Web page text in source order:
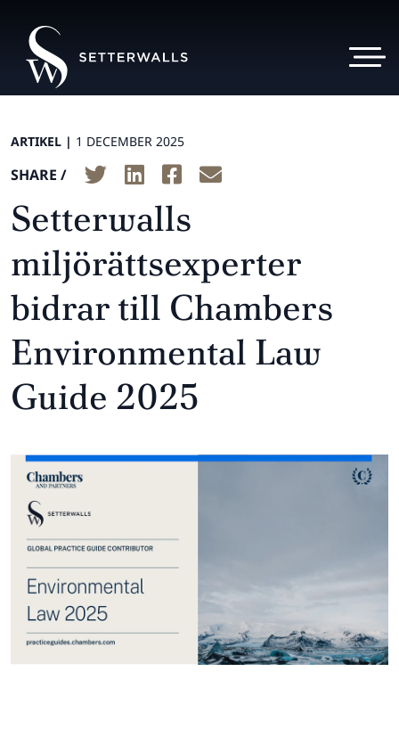
ARTIKEL | 1 DECEMBER 2025
SHARE /
Setterwalls
miljörättsexperter
bidrar till Chambers
Environmental Law
Guide 2025